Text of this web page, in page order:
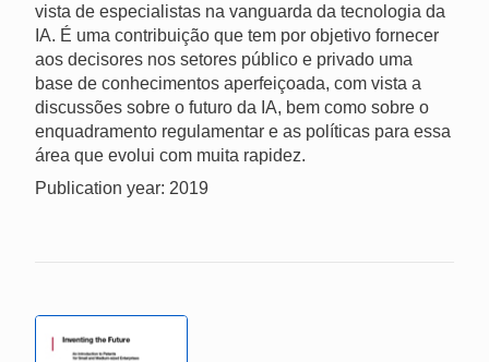
vista de especialistas na vanguarda da tecnologia da
IA. É uma contribuição que tem por objetivo fornecer
aos decisores nos setores público e privado uma
base de conhecimentos aperfeiçoada, com vista a
discussões sobre o futuro da IA, bem como sobre o
enquadramento regulamentar e as políticas para essa
área que evolui com muita rapidez.
Publication year: 2019